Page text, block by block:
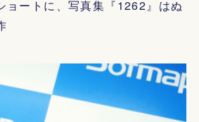
ョートに、写真集『1262』はぬ